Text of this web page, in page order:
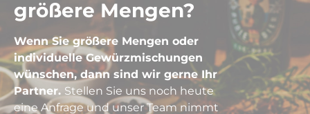
größere Mengen?
Wenn Sie größere Mengen oder
individuelle Gewürzmischungen
wünschen, dann sind wir gerne Ihr
Partner. Stellen Sie uns noch heute
eine Anfrage und unser Team nimmt